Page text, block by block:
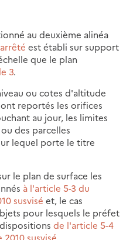
au deuxième alinéa
est établi sur support
que le plan
3.
ou cotes d'altitude
reportés les orifices
au jour, les limites
des parcelles
lequel porte le titre
le plan de surface les
à l'article 5-3 du
susvisé et, le cas
pour lesquels le préfet
de l'article 5-4